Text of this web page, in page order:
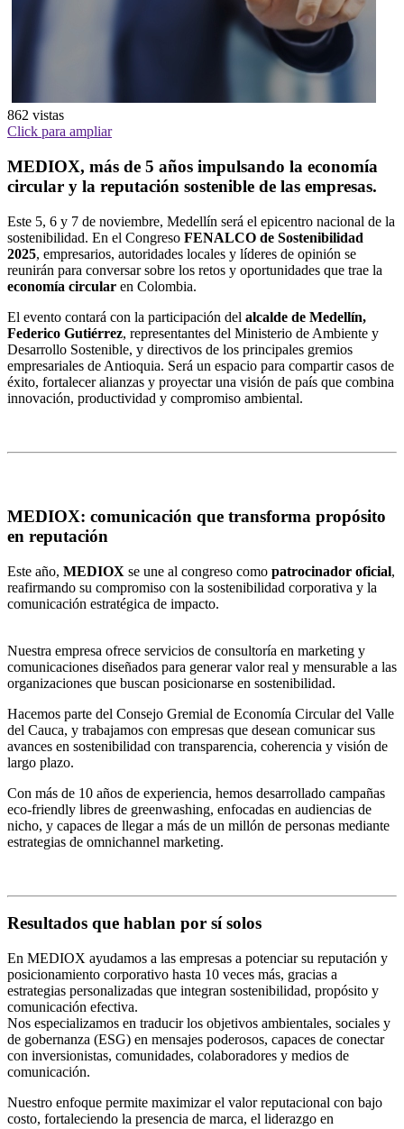
862 vistas
Click para ampliar
MEDIOX, más de 5 años impulsando la economía
circular y la reputación sostenible de las empresas.
Este 5, 6 y 7 de noviembre, Medellín será el epicentro nacional de la
sostenibilidad. En el Congreso FENALCO de Sostenibilidad
2025, empresarios, autoridades locales y líderes de opinión se
reunirán para conversar sobre los retos y oportunidades que trae la
economía circular en Colombia.
El evento contará con la participación del alcalde de Medellín,
Federico Gutiérrez, representantes del Ministerio de Ambiente y
Desarrollo Sostenible, y directivos de los principales gremios
empresariales de Antioquia. Será un espacio para compartir casos de
éxito, fortalecer alianzas y proyectar una visión de país que combina
innovación, productividad y compromiso ambiental.
MEDIOX: comunicación que transforma propósito
en reputación
Este año, MEDIOX se une al congreso como patrocinador oficial,
reafirmando su compromiso con la sostenibilidad corporativa y la
comunicación estratégica de impacto.
Nuestra empresa ofrece servicios de consultoría en marketing y
comunicaciones diseñados para generar valor real y mensurable a las
organizaciones que buscan posicionarse en sostenibilidad.
Hacemos parte del Consejo Gremial de Economía Circular del Valle
del Cauca, y trabajamos con empresas que desean comunicar sus
avances en sostenibilidad con transparencia, coherencia y visión de
largo plazo.
Con más de 10 años de experiencia, hemos desarrollado campañas
eco-friendly libres de greenwashing, enfocadas en audiencias de
nicho, y capaces de llegar a más de un millón de personas mediante
estrategias de omnichannel marketing.
Resultados que hablan por sí solos
En MEDIOX ayudamos a las empresas a potenciar su reputación y
posicionamiento corporativo hasta 10 veces más, gracias a
estrategias personalizadas que integran sostenibilidad, propósito y
comunicación efectiva.
Nos especializamos en traducir los objetivos ambientales, sociales y
de gobernanza (ESG) en mensajes poderosos, capaces de conectar
con inversionistas, comunidades, colaboradores y medios de
comunicación.
Nuestro enfoque permite maximizar el valor reputacional con bajo
costo, fortaleciendo la presencia de marca, el liderazgo en